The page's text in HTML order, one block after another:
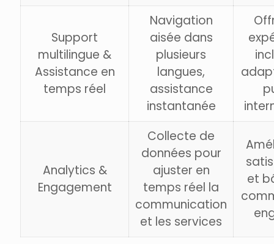
Support
multilingue &
Assistance en
temps réel
Navigation
aisée dans
plusieurs
langues,
assistance
instantanée
Analytics &
Engagement
Collecte de
données pour
ajuster en
temps réel la
communication
et les services
et